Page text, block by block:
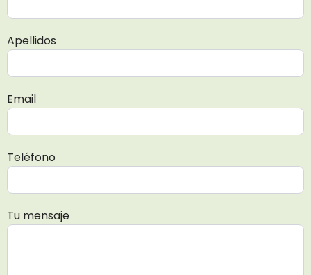
Apellidos
Email
Teléfono
Tu mensaje